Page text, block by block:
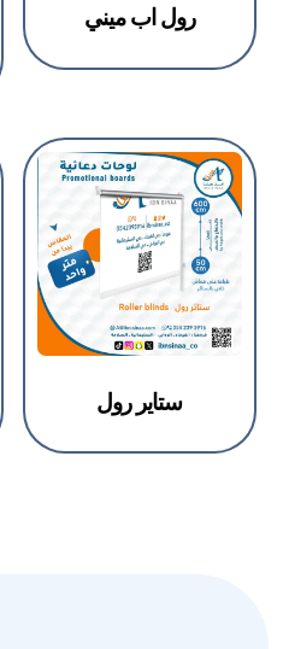
رول اب ميني
ستاير رول